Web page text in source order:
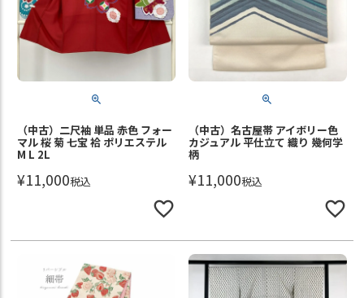
（中古）二尺袖 単品 赤色 フォー
マル 桜 菊 七宝 袷 ポリエステル
M L 2L
¥11,000税込
（中古）名古屋帯 アイボリー色
カジュアル 平仕立て 織り 幾何学
柄
¥11,000税込